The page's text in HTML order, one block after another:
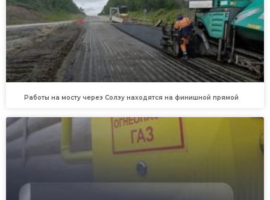
Работы на мосту через Солзу находятся на финишной прямой